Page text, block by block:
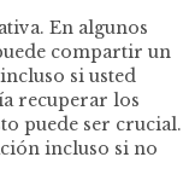
En algunos
compartir un
si usted
recuperar los
puede ser crucial.
incluso si no